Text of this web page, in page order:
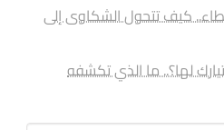
كيف تتحول الشكاوى إلى
لها؟.. ما الذي تكشفه